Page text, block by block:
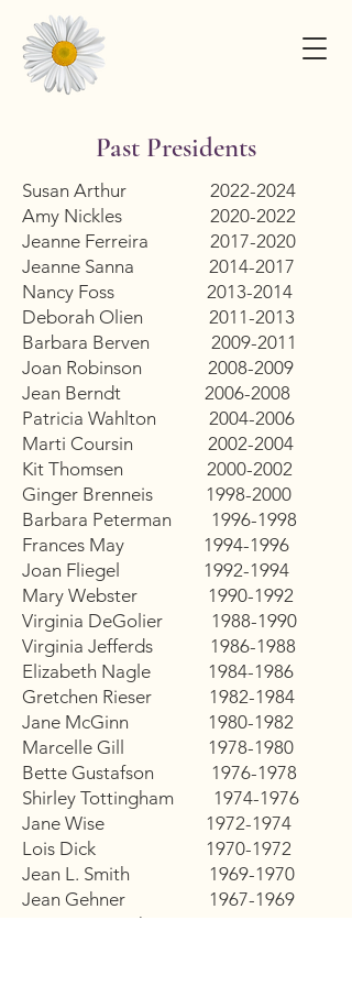
Past Presidents
Susan Arthur 2022-2024
Amy Nickles 2020-2022
Jeanne Ferreira 2017-2020
Jeanne Sanna 2014-2017
Nancy Foss 2013-2014
Deborah Olien 2011-2013
Barbara Berven 2009-2011
Joan Robinson 2008-2009
Jean Berndt 2006-2008
Patricia Wahlton 2004-2006
Marti Coursin 2002-2004
Kit Thomsen 2000-2002
Ginger Brenneis 1998-2000
Barbara Peterman 1996-1998
Frances May 1994-1996
Joan Fliegel 1992-1994
Mary Webster 1990-1992
Virginia DeGolier 1988-1990
Virginia Jefferds 1986-1988
Elizabeth Nagle 1984-1986
Gretchen Rieser 1982-1984
Jane McGinn 1980-1982
Marcelle Gill 1978-1980
Bette Gustafson 1976-1978
Shirley Tottingham 1974-1976
Jane Wise 1972-1974
Lois Dick 1970-1972
Jean L. Smith 1969-1970
Jean Gehner 1967-1969
Marion Crownhart